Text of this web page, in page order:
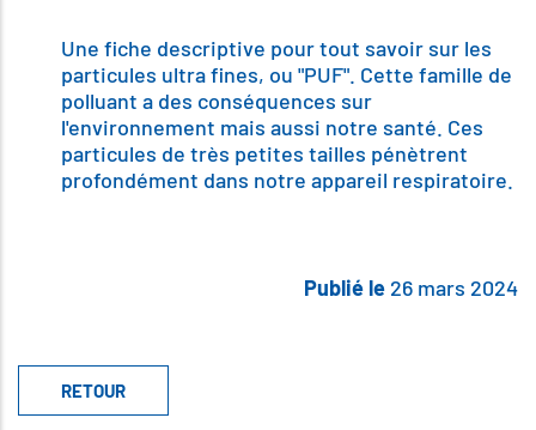
Body
Une fiche descriptive pour tout savoir sur les
particules ultra fines, ou "PUF". Cette famille de
polluant a des conséquences sur
l'environnement mais aussi notre santé. Ces
particules de très petites tailles pénètrent
profondément dans notre appareil respiratoire.
Publié le 26 mars 2024